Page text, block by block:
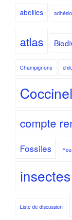
abeilles
atlas
Champignons
compte
Fossiles
insectes
Liste de discussion